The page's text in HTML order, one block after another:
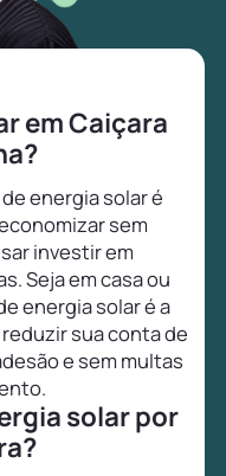
em Caiçara
energia solar é
sem
investir em
Seja em casa ou
energia solar é a
sua conta de
e sem multas
solar por